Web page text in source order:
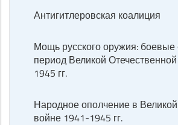
Антигитлеровская коалиция
Мощь русского оружия: боевые
период Великой
1945 гг.
Народное ополчение в
войне 1941-1945 гг.